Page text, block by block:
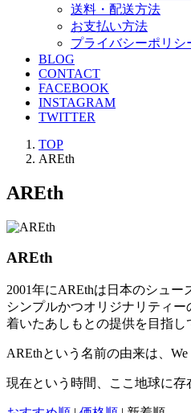
送料・配送方法
お支払い方法
プライバシーポリシ
BLOG
CONTACT
FACEBOOK
INSTAGRAM
TWITTER
TOP
AREth
AREth
AREth
2001年にAREthは日本のシュー
シンプルかつオリジナリティ
着いたあしもとの提供を目指し
AREthという名前の由来は、
現在という時間、ここ地球に